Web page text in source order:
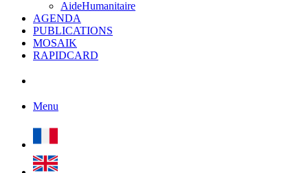
AideHumanitaire
AGENDA
PUBLICATIONS
MOSAIK
RAPIDCARD
Menu